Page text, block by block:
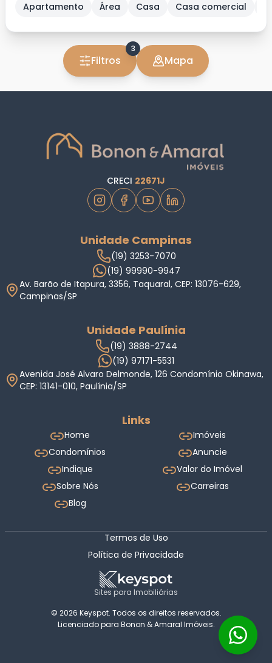
Filtros
3
Mapa
Apartamento
Área Casa Casa comercial
CRECI 22671J
Unidade Campinas
(19) 3253-7070
(19) 99990-9947
Av. Barão de Itapura, 3356, Taquaral, CEP: 13076-629,
Campinas/SP
Unidade Paulínia
(19) 3888-2744
(19) 97171-5531
Avenida José Alvaro Delmonde, 126 Condomínio Okinawa,
CEP: 13141-010, Paulínia/SP
Links
Home
Imóveis
Condomínios
Anuncie
Indique
Valor do Imóvel
Sobre Nós
Carreiras
Blog
Termos de Uso
Política de Privacidade
Sites para Imobiliárias
© 2026 Keyspot. Todos os direitos reservados.
Licenciado para Bonon & Amaral Imóveis.